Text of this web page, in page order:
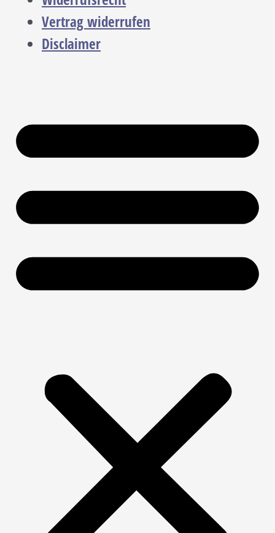
Vertrag widerrufen
Disclaimer